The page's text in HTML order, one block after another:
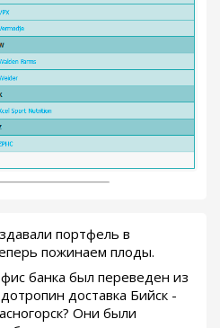
портфель в
пожинаем плоды.
банка был переведен из
доставка Бийск -
Они были